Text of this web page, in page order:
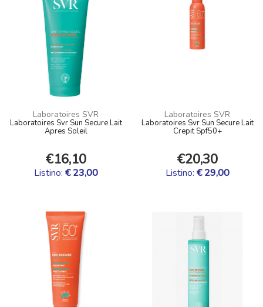
Laboratoires SVR
Laboratoires Svr Sun Secure Lait
Apres Soleil
€16,10
Listino: € 23,00
Laboratoires SVR
Laboratoires Svr Sun Secure Lait
Crepit Spf50+
€20,30
Listino: € 29,00